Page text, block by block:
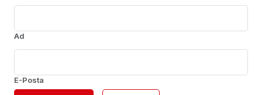
Ad
E-Posta